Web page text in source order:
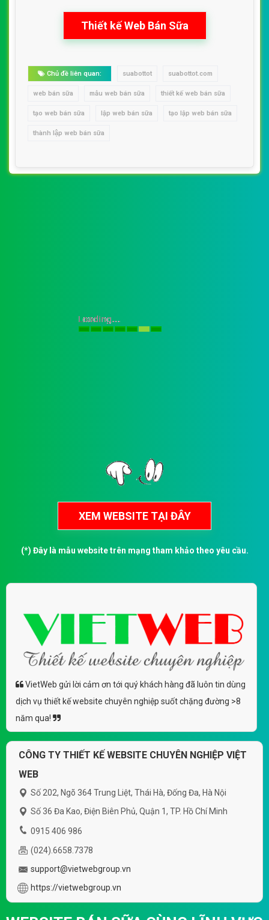
Thiết kế Web Bán Sữa
Chủ đề liên quan: suabottot suabottot.com
web bán sữa mẫu web bán sữa thiết kế web bán sữa
tạo web bán sữa lập web bán sữa tạo lập web bán sữa
thành lập web bán sữa